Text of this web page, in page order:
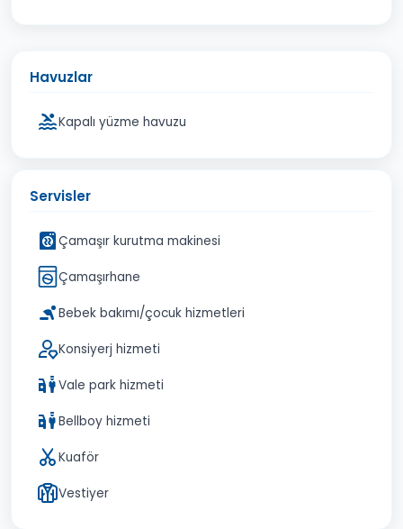
Havuzlar
Kapalı yüzme havuzu
Servisler
Çamaşır kurutma makinesi
Çamaşırhane
Bebek bakımı/çocuk hizmetleri
Konsiyerj hizmeti
Vale park hizmeti
Bellboy hizmeti
Kuaför
Vestiyer